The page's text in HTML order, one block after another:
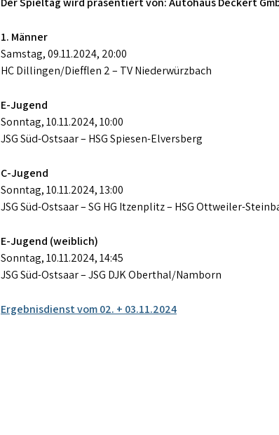
1. Männer
Samstag, 09.11.2024, 20:00
HC Dillingen/Diefflen 2 – TV Niederwürzbach
E-Jugend
Sonntag, 10.11.2024, 10:00
JSG Süd-Ostsaar – HSG Spiesen-Elversberg
C-Jugend
Sonntag, 10.11.2024, 13:00
JSG Süd-Ostsaar – SG HG Itzenplitz – HSG Ottweiler-
E-Jugend (weiblich)
Sonntag, 10.11.2024, 14:45
JSG Süd-Ostsaar – JSG DJK Oberthal/Namborn
Beitragsnavigation
Ergebnisdienst vom 02. + 03.11.2024